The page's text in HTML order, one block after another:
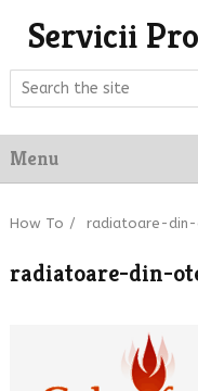
Servicii
Menu
How To / radiatoare-
radiatoare-din-